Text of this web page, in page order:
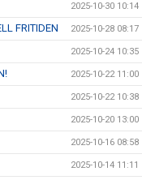
2025-10-30 10:14
FRITIDEN 2025-10-28 08:17
2025-10-24 10:35
2025-10-22 11:00
2025-10-22 10:38
2025-10-20 13:00
2025-10-16 08:58
2025-10-14 11:11